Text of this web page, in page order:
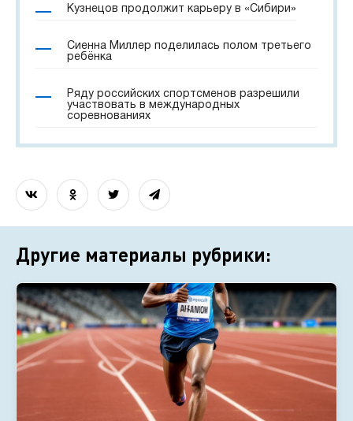
Кузнецов продолжит карьеру в «Сибири»
Сиенна Миллер поделилась полом третьего
ребёнка
Ряду российских спортсменов разрешили
участвовать в международных
соревнованиях
Другие материалы рубрики: